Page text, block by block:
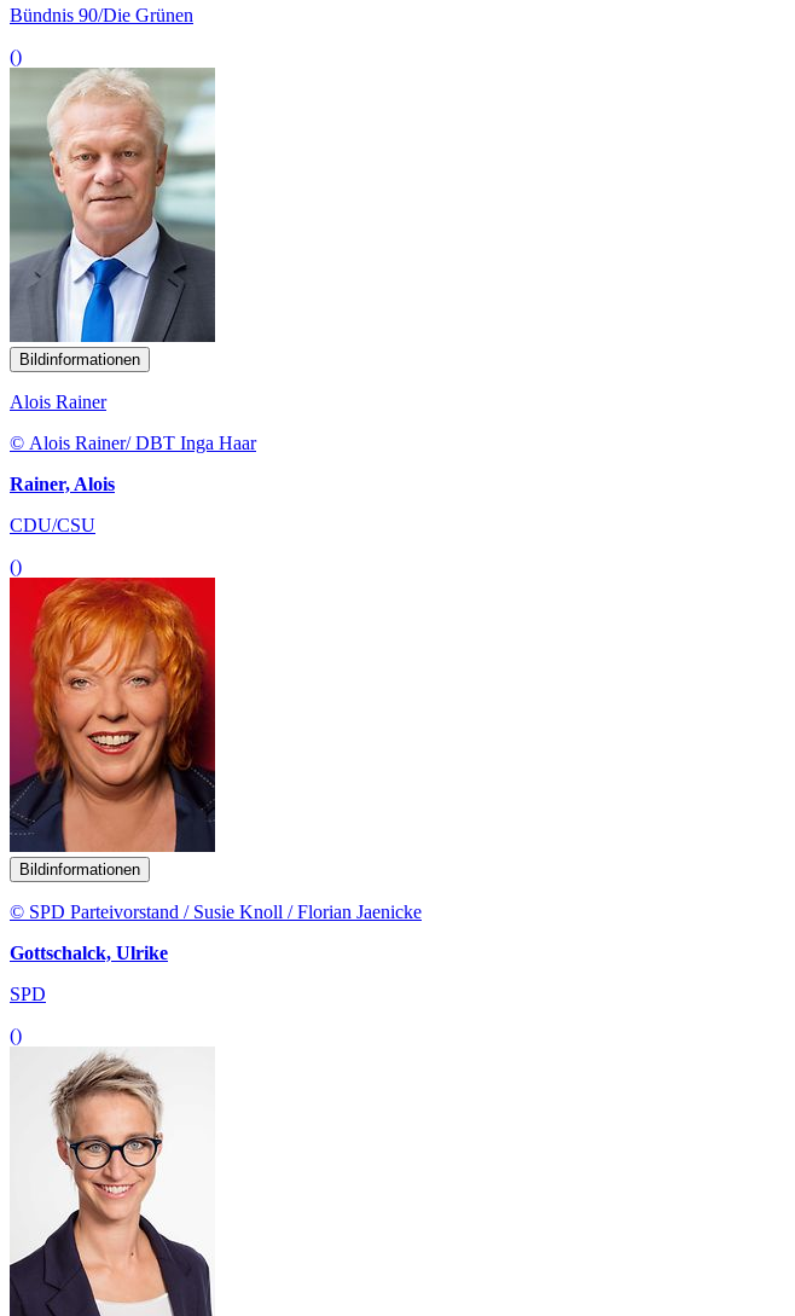
Bündnis 90/Die Grünen
()
Bildinformationen
Alois Rainer
© Alois Rainer/ DBT Inga Haar
Rainer, Alois
CDU/CSU
()
Bildinformationen
© SPD Parteivorstand / Susie Knoll / Florian Jaenicke
Gottschalck, Ulrike
SPD
()